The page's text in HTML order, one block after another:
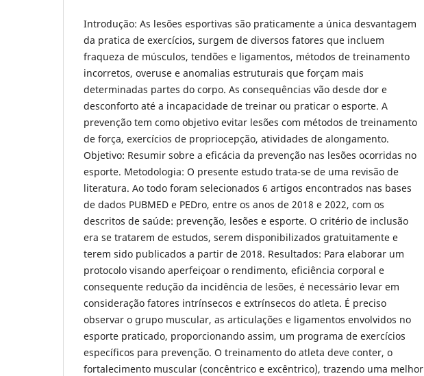
Introdução: As lesões esportivas são praticamente a única desvantagem
da pratica de exercícios, surgem de diversos fatores que incluem
fraqueza de músculos, tendões e ligamentos, métodos de treinamento
incorretos, overuse e anomalias estruturais que forçam mais
determinadas partes do corpo. As consequências vão desde dor e
desconforto até a incapacidade de treinar ou praticar o esporte. A
prevenção tem como objetivo evitar lesões com métodos de treinamento
de força, exercícios de propriocepção, atividades de alongamento.
Objetivo: Resumir sobre a eficácia da prevenção nas lesões ocorridas no
esporte. Metodologia: O presente estudo trata-se de uma revisão de
literatura. Ao todo foram selecionados 6 artigos encontrados nas bases
de dados PUBMED e PEDro, entre os anos de 2018 e 2022, com os
descritos de saúde: prevenção, lesões e esporte. O critério de inclusão
era se tratarem de estudos, serem disponibilizados gratuitamente e
terem sido publicados a partir de 2018. Resultados: Para elaborar um
protocolo visando aperfeiçoar o rendimento, eficiência corporal e
consequente redução da incidência de lesões, é necessário levar em
consideração fatores intrínsecos e extrínsecos do atleta. É preciso
observar o grupo muscular, as articulações e ligamentos envolvidos no
esporte praticado, proporcionando assim, um programa de exercícios
específicos para prevenção. O treinamento do atleta deve conter, o
fortalecimento muscular (concêntrico e excêntrico), trazendo uma melhor